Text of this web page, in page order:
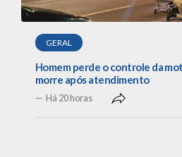
GERAL
Homem perde o controle da
morre após atendimento
Há 20 horas